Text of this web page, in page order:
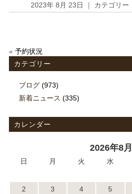
2023年 8月 23日 ｜ カテゴリー
« 予約状況
カテゴリー
ブログ(973)
新着ニュース (335)
カレンダー
2026年8月
日 月 火 水
2
3 4 5